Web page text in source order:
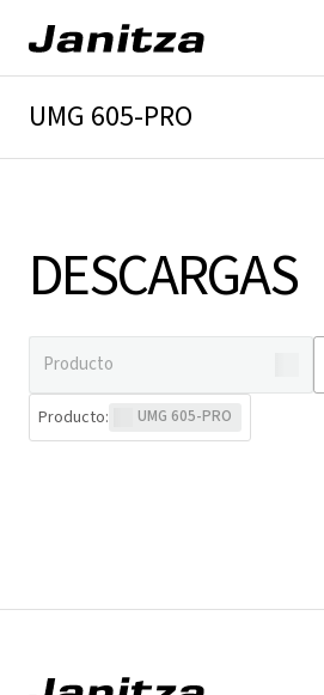
UMG 605-PRO
DESCARGAS
Producto: UMG 605-PRO